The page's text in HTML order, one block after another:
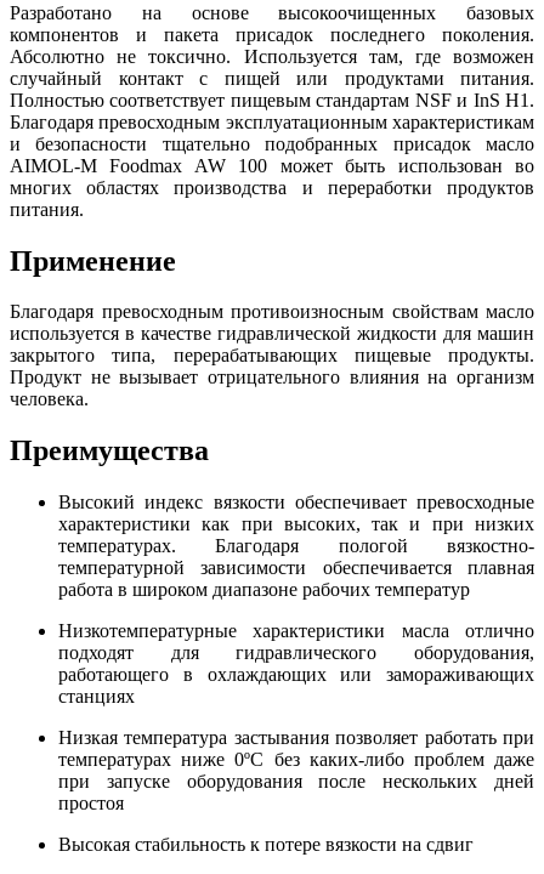
Разработано на основе высокоочищенных базовых
компонентов и пакета присадок последнего поколения.
Абсолютно не токсично. Используется там, где возможен
случайный контакт с пищей или продуктами питания.
Полностью соответствует пищевым стандартам NSF и InS H1.
Благодаря превосходным эксплуатационным характеристикам
и безопасности тщательно подобранных присадок масло
AIMOL-M Foodmax AW 100 может быть использован во
многих областях производства и переработки продуктов
питания.
Применение
Благодаря превосходным противоизносным свойствам масло
используется в качестве гидравлической жидкости для машин
закрытого типа, перерабатывающих пищевые продукты.
Продукт не вызывает отрицательного влияния на организм
человека.
Преимущества
Высокий индекс вязкости обеспечивает превосходные
характеристики как при высоких, так и при низких
температурах. Благодаря пологой вязкостно-
температурной зависимости обеспечивается плавная
работа в широком диапазоне рабочих температур
Низкотемпературные характеристики масла отлично
подходят для гидравлического оборудования,
работающего в охлаждающих или замораживающих
станциях
Низкая температура застывания позволяет работать при
температурах ниже 0ºC без каких-либо проблем даже
при запуске оборудования после нескольких дней
простоя
Высокая стабильность к потере вязкости на сдвиг